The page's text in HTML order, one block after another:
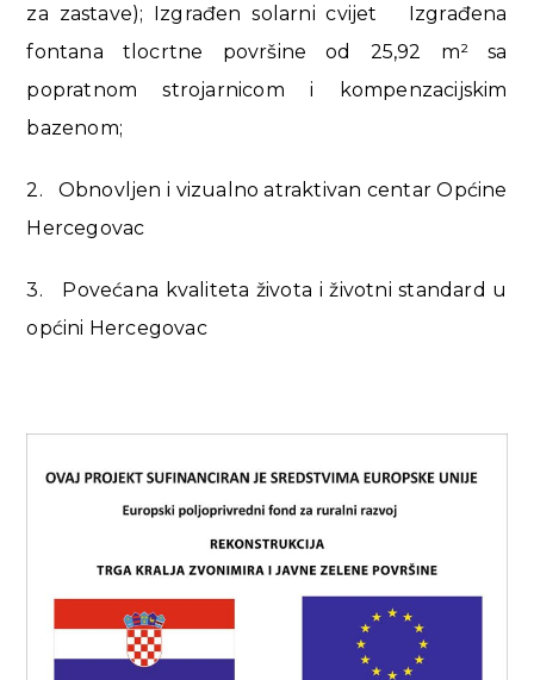
za zastave); Izgrađen solarni cvijet Izgrađena
fontana tlocrtne površine od 25,92 m² sa
popratnom strojarnicom i kompenzacijskim
bazenom;
2. Obnovljen i vizualno atraktivan centar Općine
Hercegovac
3. Povećana kvaliteta života i životni standard u
općini Hercegovac